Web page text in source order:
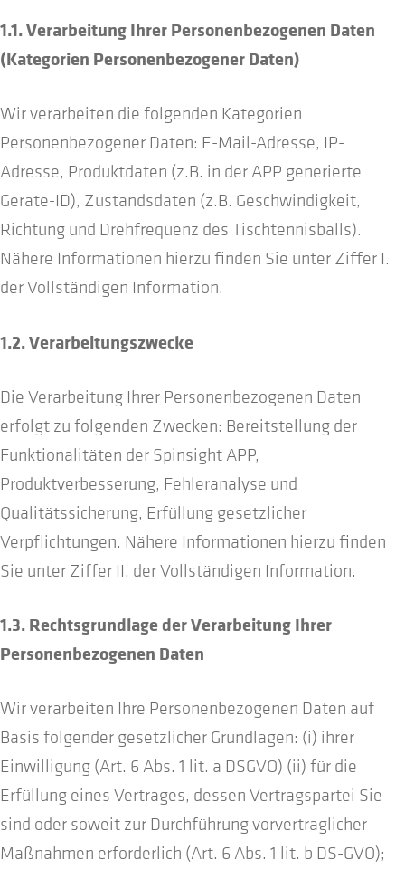
1.1. Verarbeitung Ihrer Personenbezogenen Daten
(Kategorien Personenbezogener Daten)
Wir verarbeiten die folgenden Kategorien
Personenbezogener Daten: E-Mail-Adresse, IP-
Adresse, Produktdaten (z.B. in der APP generierte
Geräte-ID), Zustandsdaten (z.B. Geschwindigkeit,
Richtung und Drehfrequenz des Tischtennisballs).
Nähere Informationen hierzu finden Sie unter Ziffer I.
der Vollständigen Information.
1.2. Verarbeitungszwecke
Die Verarbeitung Ihrer Personenbezogenen Daten
erfolgt zu folgenden Zwecken: Bereitstellung der
Funktionalitäten der Spinsight APP,
Produktverbesserung, Fehleranalyse und
Qualitätssicherung, Erfüllung gesetzlicher
Verpflichtungen. Nähere Informationen hierzu finden
Sie unter Ziffer II. der Vollständigen Information.
1.3. Rechtsgrundlage der Verarbeitung Ihrer
Personenbezogenen Daten
Wir verarbeiten Ihre Personenbezogenen Daten auf
Basis folgender gesetzlicher Grundlagen: (i) ihrer
Einwilligung (Art. 6 Abs. 1 lit. a DSGVO) (ii) für die
Erfüllung eines Vertrages, dessen Vertragspartei Sie
sind oder soweit zur Durchführung vorvertraglicher
Maßnahmen erforderlich (Art. 6 Abs. 1 lit. b DS-GVO);